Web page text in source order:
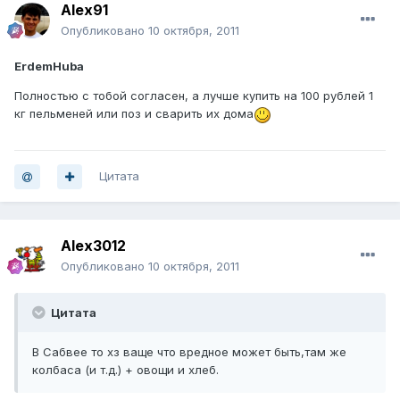
Alex91
Опубликовано 10 октября, 2011
ErdemHuba
Полностью с тобой согласен, а лучше купить на 100 рублей 1
кг пельменей или поз и сварить их дома
Цитата
Alex3012
Опубликовано 10 октября, 2011
Цитата
В Сабвее то хз ваще что вредное может быть,там же
колбаса (и т.д.) + овощи и хлеб.